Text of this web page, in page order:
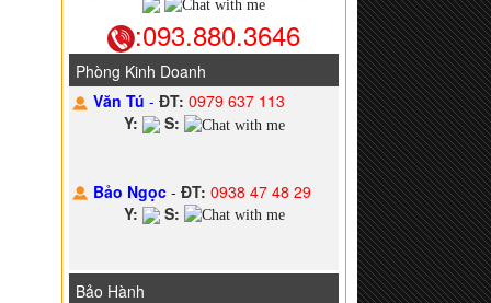
:093.880.3646
Phòng Kinh Doanh
Văn Tú-ĐT: 0979 637 113
Y:
S:
Bảo Ngọc-ĐT: 0938 47 48 29
Y:
S:
Bảo Hành